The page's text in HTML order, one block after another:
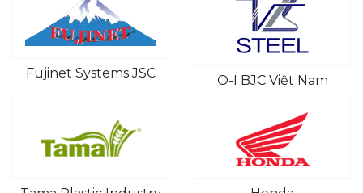
Fujinet Systems JSC O-I BJC Việt Nam